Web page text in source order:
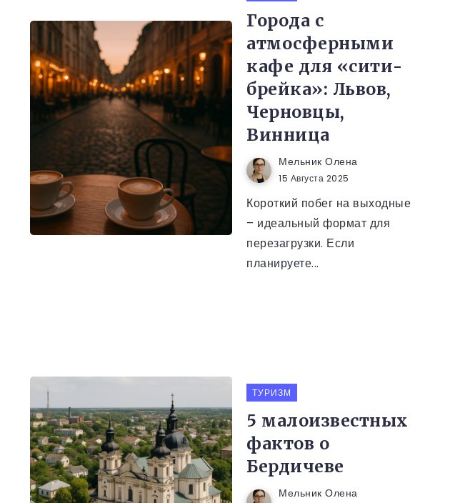
Города с
атмосферными
кафе для «сити-
брейка»: Львов,
Черновцы,
Винница
Мельник Олена
15 Августа 2025
Короткий побег на выходные
– идеальный формат для
перезагрузки. Если
планируете...
ТУРИЗМ
5 малоизвестных
фактов о
Бердичеве
Мельник Олена